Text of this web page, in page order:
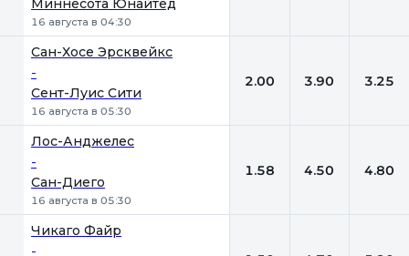
Миннесота Юнайтед
16 августа в 04:30
Сан-Хосе Эрсквейкс
-
Сент-Луис Сити
16 августа в 05:30
2.00 3.90 3.25
Лос-Анджелес
-
Сан-Диего
16 августа в 05:30
1.58 4.50 4.80
Чикаго Файр
-